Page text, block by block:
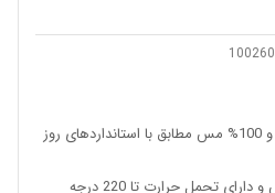
100260
دارای کالکتور با ضخامت بالا و 100% مس مطابق با استانداردهای روز